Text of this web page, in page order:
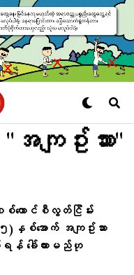
အကျဥ်းသား​"
ကောင်စီလွတ်ငြိမ်း
အောက် အကျဥ်းသား
န် ​ခေါ်ထားမည်ဟု